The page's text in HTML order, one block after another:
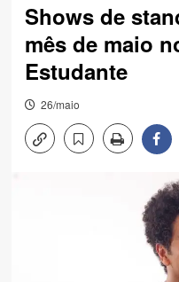
Shows de
mês de maio
Estudante
26/maio